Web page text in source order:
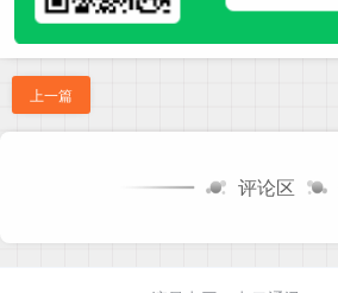
上一篇
评论区